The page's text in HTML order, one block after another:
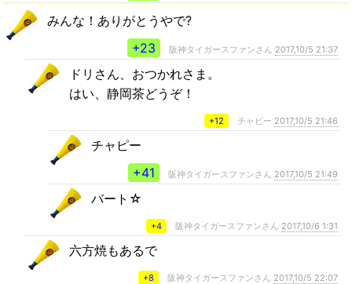
みんな！ありがとうやで?
+23
阪神タイガースファンさん 2017,10/5 21:37
ドリさん、おつかれさま。
はい、静岡茶どうぞ！
+12 チャピー 2017,10/5 21:46
チャピー
+41
阪神タイガースファンさん 2017,10/5 21:49
バート☆
+4 阪神タイガースファンさん 2017,10/6 1:31
六方焼もあるで
+8 阪神タイガースファンさん 2017,10/5 22:07